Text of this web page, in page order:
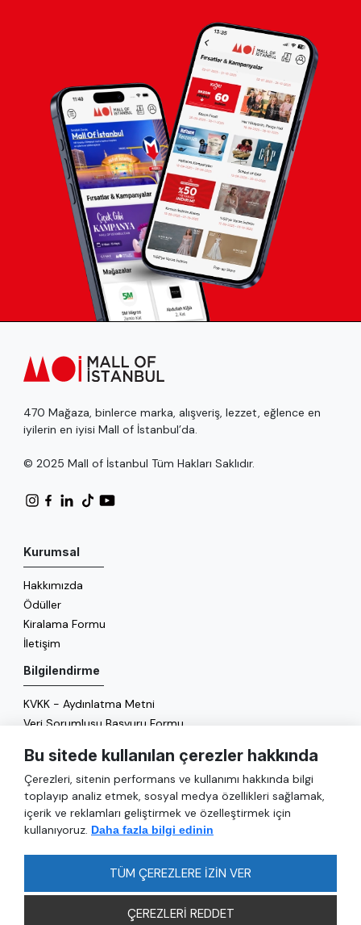
470 Mağaza, binlerce marka, alışveriş, lezzet, eğlence en
iyilerin en iyisi Mall of İstanbul’da.
© 2025 Mall of İstanbul Tüm Hakları Saklıdır.
Kurumsal
Hakkımızda
Ödüller
Kiralama Formu
İletişim
Bilgilendirme
KVKK - Aydınlatma Metni
Veri Sorumlusu Başvuru Formu
Enerji Politikası
Genel
Hizmetler
Bu sitede kullanılan çerezler hakkında
Çerezleri, sitenin performans ve kullanımı hakkında bilgi
toplayıp analiz etmek, sosyal medya özellikleri sağlamak,
içerik ve reklamları geliştirmek ve özelleştirmek için
kullanıyoruz. Daha fazla bilgi edinin
TÜM ÇEREZLERE İZİN VER
ÇEREZLERİ REDDET